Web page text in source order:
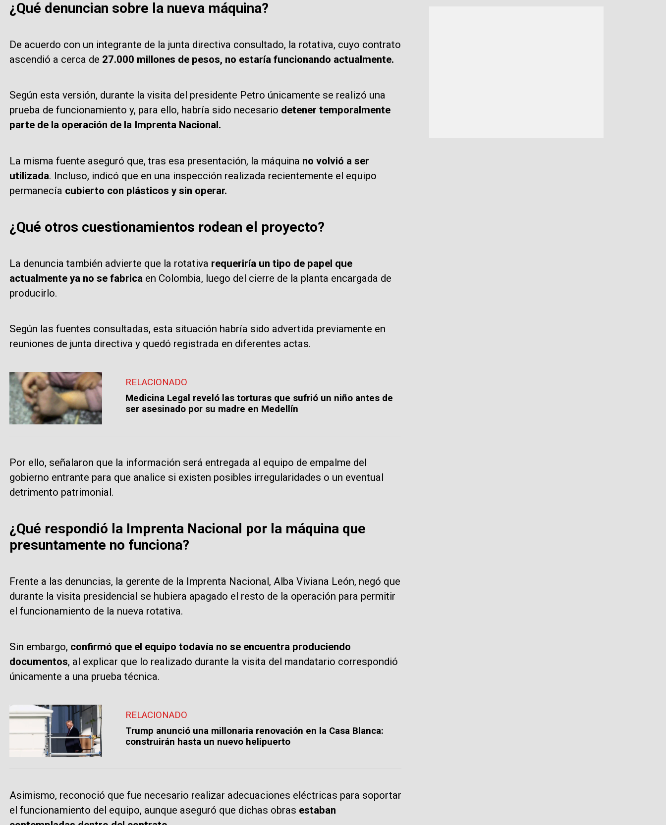
¿Qué denuncian sobre la nueva máquina?
De acuerdo con un integrante de la junta directiva consultado, la rotativa, cuyo contrato
ascendió a cerca de 27.000 millones de pesos, no estaría funcionando actualmente.
Según esta versión, durante la visita del presidente Petro únicamente se realizó una
prueba de funcionamiento y, para ello, habría sido necesario detener temporalmente
parte de la operación de la Imprenta Nacional.
La misma fuente aseguró que, tras esa presentación, la máquina no volvió a ser
utilizada. Incluso, indicó que en una inspección realizada recientemente el equipo
permanecía cubierto con plásticos y sin operar.
¿Qué otros cuestionamientos rodean el proyecto?
La denuncia también advierte que la rotativa requeriría un tipo de papel que
actualmente ya no se fabricaen Colombia, luego del cierre de la planta encargada de
producirlo.
Según las fuentes consultadas, esta situación habría sido advertida previamente en
reuniones de junta directiva y quedó registrada en diferentes actas.
RELACIONADO
Medicina Legal reveló las torturas que sufrió un niño antes de
ser asesinado por su madre en Medellín
Por ello, señalaron que la información será entregada al equipo de empalme del
gobierno entrante para que analice si existen posibles irregularidades o un eventual
detrimento patrimonial.
¿Qué respondió la Imprenta Nacional por la máquina que
presuntamente no funciona?
Frente a las denuncias, la gerente de la Imprenta Nacional, Alba Viviana León, negó que
durante la visita presidencial se hubiera apagado el resto de la operación para permitir
el funcionamiento de la nueva rotativa.
Sin embargo, confirmó que el equipo todavía no se encuentra produciendo
documentos, al explicar que lo realizado durante la visita del mandatario correspondió
únicamente a una prueba técnica.
RELACIONADO
Trump anunció una millonaria renovación en la Casa Blanca:
construirán hasta un nuevo helipuerto
Asimismo, reconoció que fue necesario realizar adecuaciones eléctricas para soportar
el funcionamiento del equipo, aunque aseguró que dichas obras estaban